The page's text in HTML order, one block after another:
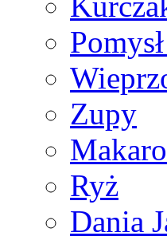
Zupy
Ryż
Dania